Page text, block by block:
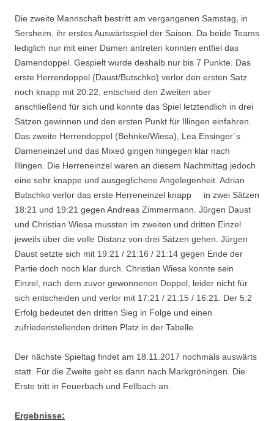
Die zweite Mannschaft bestritt am vergangenen Samstag, in
Sersheim, ihr erstes Auswärtsspiel der Saison. Da beide Teams
lediglich nur mit einer Damen antreten konnten entfiel das
Damendoppel. Gespielt wurde deshalb nur bis 7 Punkte. Das
erste Herrendoppel (Daust/Butschko) verlor den ersten Satz
noch knapp mit 20:22, entschied den Zweiten aber
anschließend für sich und konnte das Spiel letztendlich in drei
Sätzen gewinnen und den ersten Punkt für Illingen einfahren.
Das zweite Herrendoppel (Behnke/Wiesa), Lea Ensinger´s
Dameneinzel und das Mixed gingen hingegen klar nach
Illingen. Die Herreneinzel waren an diesem Nachmittag jedoch
eine sehr knappe und ausgeglichene Angelegenheit. Adrian
Butschko verlor das erste Herreneinzel knapp in zwei Sätzen
18:21 und 19:21 gegen Andreas Zimmermann. Jürgen Daust
und Christian Wiesa mussten im zweiten und dritten Einzel
jeweils über die volle Distanz von drei Sätzen gehen. Jürgen
Daust setzte sich mit 19:21 / 21:16 / 21:14 gegen Ende der
Partie doch noch klar durch. Christian Wiesa konnte sein
Einzel, nach dem zuvor gewonnenen Doppel, leider nicht für
sich entscheiden und verlor mit 17:21 / 21:15 / 16:21. Der 5:2
Erfolg bedeutet den dritten Sieg in Folge und einen
zufriedenstellenden dritten Platz in der Tabelle.
Der nächste Spieltag findet am 18.11.2017 nochmals auswärts
statt. Für die Zweite geht es dann nach Markgröningen. Die
Erste tritt in Feuerbach und Fellbach an.
Ergebnisse: